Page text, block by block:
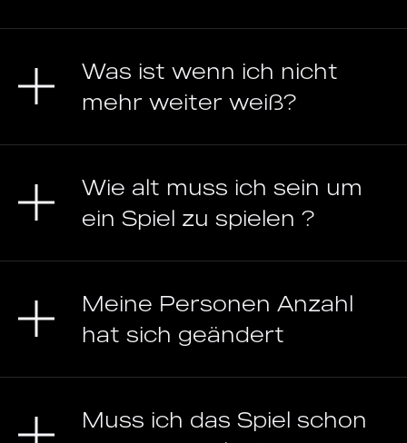
Was ist wenn ich nicht
mehr weiter weiß?
Wie alt muss ich sein um
ein Spiel zu spielen ?
Meine Personen Anzahl
hat sich geändert
Muss ich das Spiel schon